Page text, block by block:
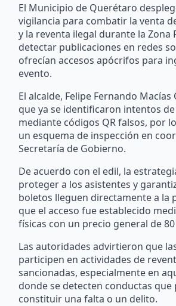
El Municipio de Querétaro
vigilancia para combatir la venta
y la reventa ilegal durante la Zona
detectar publicaciones en redes
ofrecían accesos apócrifos para
evento.
El alcalde, Felipe Fernando
que ya se identificaron intentos
mediante códigos QR falsos, por
un esquema de inspección en
Secretaría de Gobierno.
De acuerdo con el edil, la
proteger a los asistentes y
boletos lleguen directamente a la
que el acceso fue establecido
físicas con un precio general de
Las autoridades advirtieron que
participen en actividades de
sancionadas, especialmente en
donde se detecten conductas que
constituir una falta o un delito.